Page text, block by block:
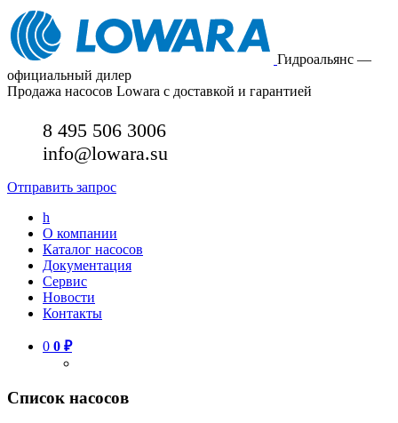
Гидроальянс —
официальный дилер
Продажа насосов Lowara с доставкой и гарантией
8 495 506 3006
info@lowara.su
Отправить запрос
h
О компании
Каталог насосов
Документация
Сервис
Новости
Контакты
0 0 ₽
Список насосов